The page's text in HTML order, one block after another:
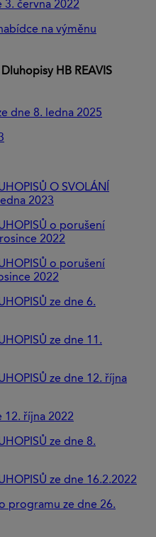
června 2022
na výměnu
HB REAVIS
dne 8. ledna 2025
O SVOLÁNÍ
2023
o porušení
2022
o porušení
2022
ze dne 6.
ze dne 11.
ze dne 12. října
října 2022
ze dne 8.
ze dne 16.2.2022
programu ze dne 26.